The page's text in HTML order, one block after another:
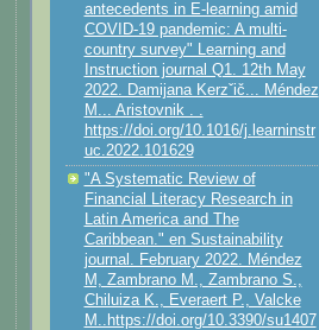
antecedents in E-learning amid
COVID-19 pandemic: A multi-
country survey" Learning and
Instruction journal Q1. 12th May
2022. Damijana Kerzˇič... Méndez
M... Aristovnik . .
https://doi.org/10.1016/j.learninstr
uc.2022.101629
"A Systematic Review of
Financial Literacy Research in
Latin America and The
Caribbean." en Sustainability
journal. February 2022. Méndez
M, Zambrano M., Zambrano S.,
Chiluiza K., Everaert P., Valcke
M..https://doi.org/10.3390/su1407